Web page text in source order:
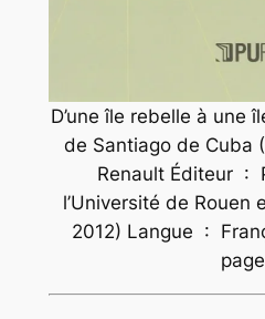
D’une île rebelle à une
de Santiago de Cuba
Renault Éditeur ‏ : ‎ Publications de
l’Université de Rouen
2012) Langue ‏ : ‎ Français Broché ‏ : ‎ 528